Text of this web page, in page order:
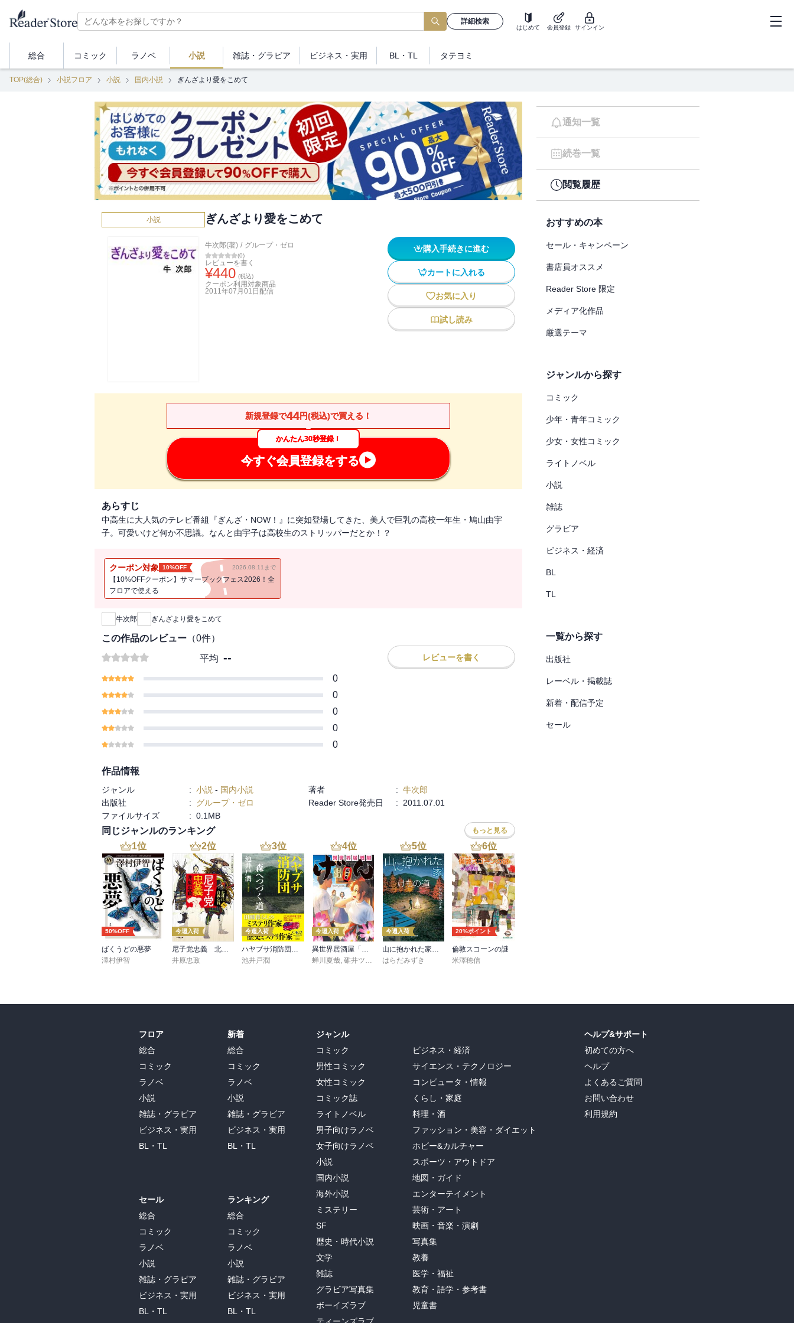
詳細検索
はじめて 会員登録 サインイン
総合 コミック ラノベ 小説 雑誌・ グラビア ビジネス ・実用 BL・TL タテヨミ
TOP(総合) 小説フロア 小説 国内小説 ぎんざより愛をこめて
小説 ぎんざより愛をこめて
牛次郎(著) / グループ・ゼロ
(0)
レビューを書く
¥440 (税込)
クーポン利用対象商品
2011年07月01日 配信
購入手続きに進む
カートに入れる
お気に入り
試し読み
新規登録で44円(税込)で買える！
かんたん30秒登録！
今すぐ会員登録をする
あらすじ
中高生に大人気のテレビ番組『ぎんざ・NOW！』に突如登場してきた、美人で巨乳の高校一年生・鳩山由宇
子。可愛いけど何か不思議。なんと由宇子は高校生のストリッパーだとか！？
クーポン対象 10%OFF 2026.08.11まで
【10%OFFクーポン】サマーブックフェス2026！全
フロアで使える
新刊通知
牛次郎 ぎんざより愛をこめて
この作品のレビュー （0件）
平均 -- レビューを書く
0
0
0
0
0
作品情報
ジャンル : 小説 - 国内小説 著者 : 牛次郎
出版社
: グループ・ゼロ Reader Store発売日 :
2011.07.01
ファイルサイズ
: 0.1MB
同じジャンルのランキング もっと見る
1位
50%OFF
ばくうどの悪夢
澤村伊智
2位
今週入荷
尼子党忠義 北近江合戦心得〈八〉
井原忠政
3位
今週入荷
ハヤブサ消防団 森へつづく道
池井戸潤
4位
今週入荷
異世界居酒屋「げん」三杯目
蝉川夏哉, 碓井ツカサ
5位
今週入荷
山に抱かれた家 けもの道
はらだみずき
6位
20%ポイント
倫敦スコーンの謎
米澤穂信
通知一覧
続巻一覧
閲覧履歴
おすすめの本
セール・キャンペーン
書店員オススメ
Reader Store 限定
メディア化作品
厳選テーマ
ジャンルから探す
コミック
少年・青年コミック
少女・女性コミック
ライトノベル
小説
雑誌
グラビア
ビジネス・経済
BL
TL
一覧から探す
出版社
レーベル・掲載誌
新着・配信予定
セール
フロア
総合
コミック
ラノベ
小説
雑誌・グラビア
ビジネス・実用
BL・TL
セール
総合
コミック
ラノベ
小説
雑誌・グラビア
ビジネス・実用
BL・TL
新着
総合
コミック
ラノベ
小説
雑誌・グラビア
ビジネス・実用
BL・TL
ランキング
総合
コミック
ラノベ
小説
雑誌・グラビア
ビジネス・実用
BL・TL
ジャンル
コミック
男性コミック
女性コミック
コミック誌
ライトノベル
男子向けラノベ
女子向けラノベ
小説
国内小説
海外小説
ミステリー
SF
歴史・時代小説
文学
雑誌
グラビア写真集
ボーイズラブ
ビジネス・経済
サイエンス・テクノロジー
コンピュータ・情報
くらし・家庭
料理・酒
ファッション・美容・ダイエット
ホビー&カルチャー
スポーツ・アウトドア
地図・ガイド
エンターテイメント
芸術・アート
映画・音楽・演劇
写真集
教養
医学・福祉
教育・語学・参考書
児童書
ヘルプ&サポート
初めての方へ
ヘルプ
よくあるご質問
お問い合わせ
利用規約